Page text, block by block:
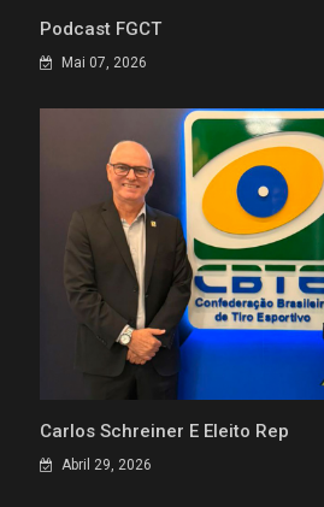
Podcast FGCT
Mai 07, 2026
Carlos Schreiner É Eleito Rep
Abril 29, 2026